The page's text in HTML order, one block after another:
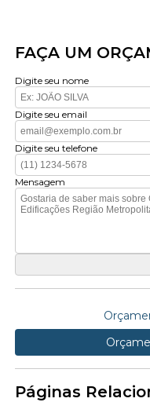
FAÇA UM
Digite seu nome
Digite seu email
Digite seu telefone
Mensagem
Páginas